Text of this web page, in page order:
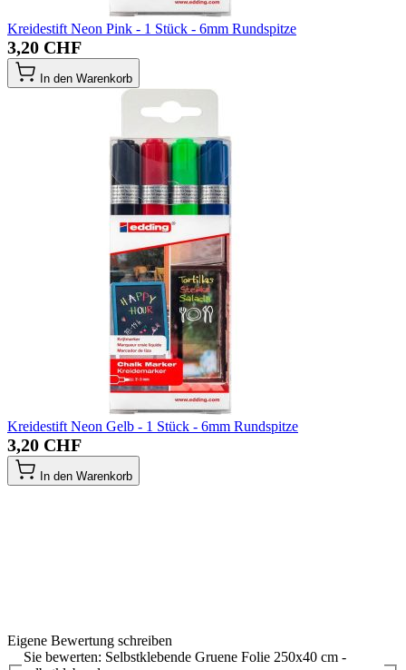
Kreidestift Neon Pink - 1 Stück - 6mm Rundspitze
3,20 CHF
In den Warenkorb
Kreidestift Neon Gelb - 1 Stück - 6mm Rundspitze
3,20 CHF
In den Warenkorb
Eigene Bewertung schreiben
Sie bewerten: Selbstklebende Gruene Folie 250x40 cm -